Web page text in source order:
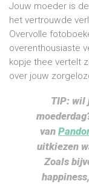
Jouw moeder is
het vertrouwde
Overvolle
overenthousiaste
kopje thee vertelt
over jouw
TIP: wil
van
uitkiezen
Zoals